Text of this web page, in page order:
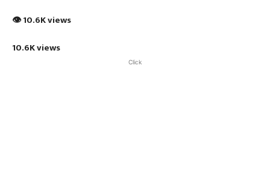
👁 10.6K views
10.6K views
Click